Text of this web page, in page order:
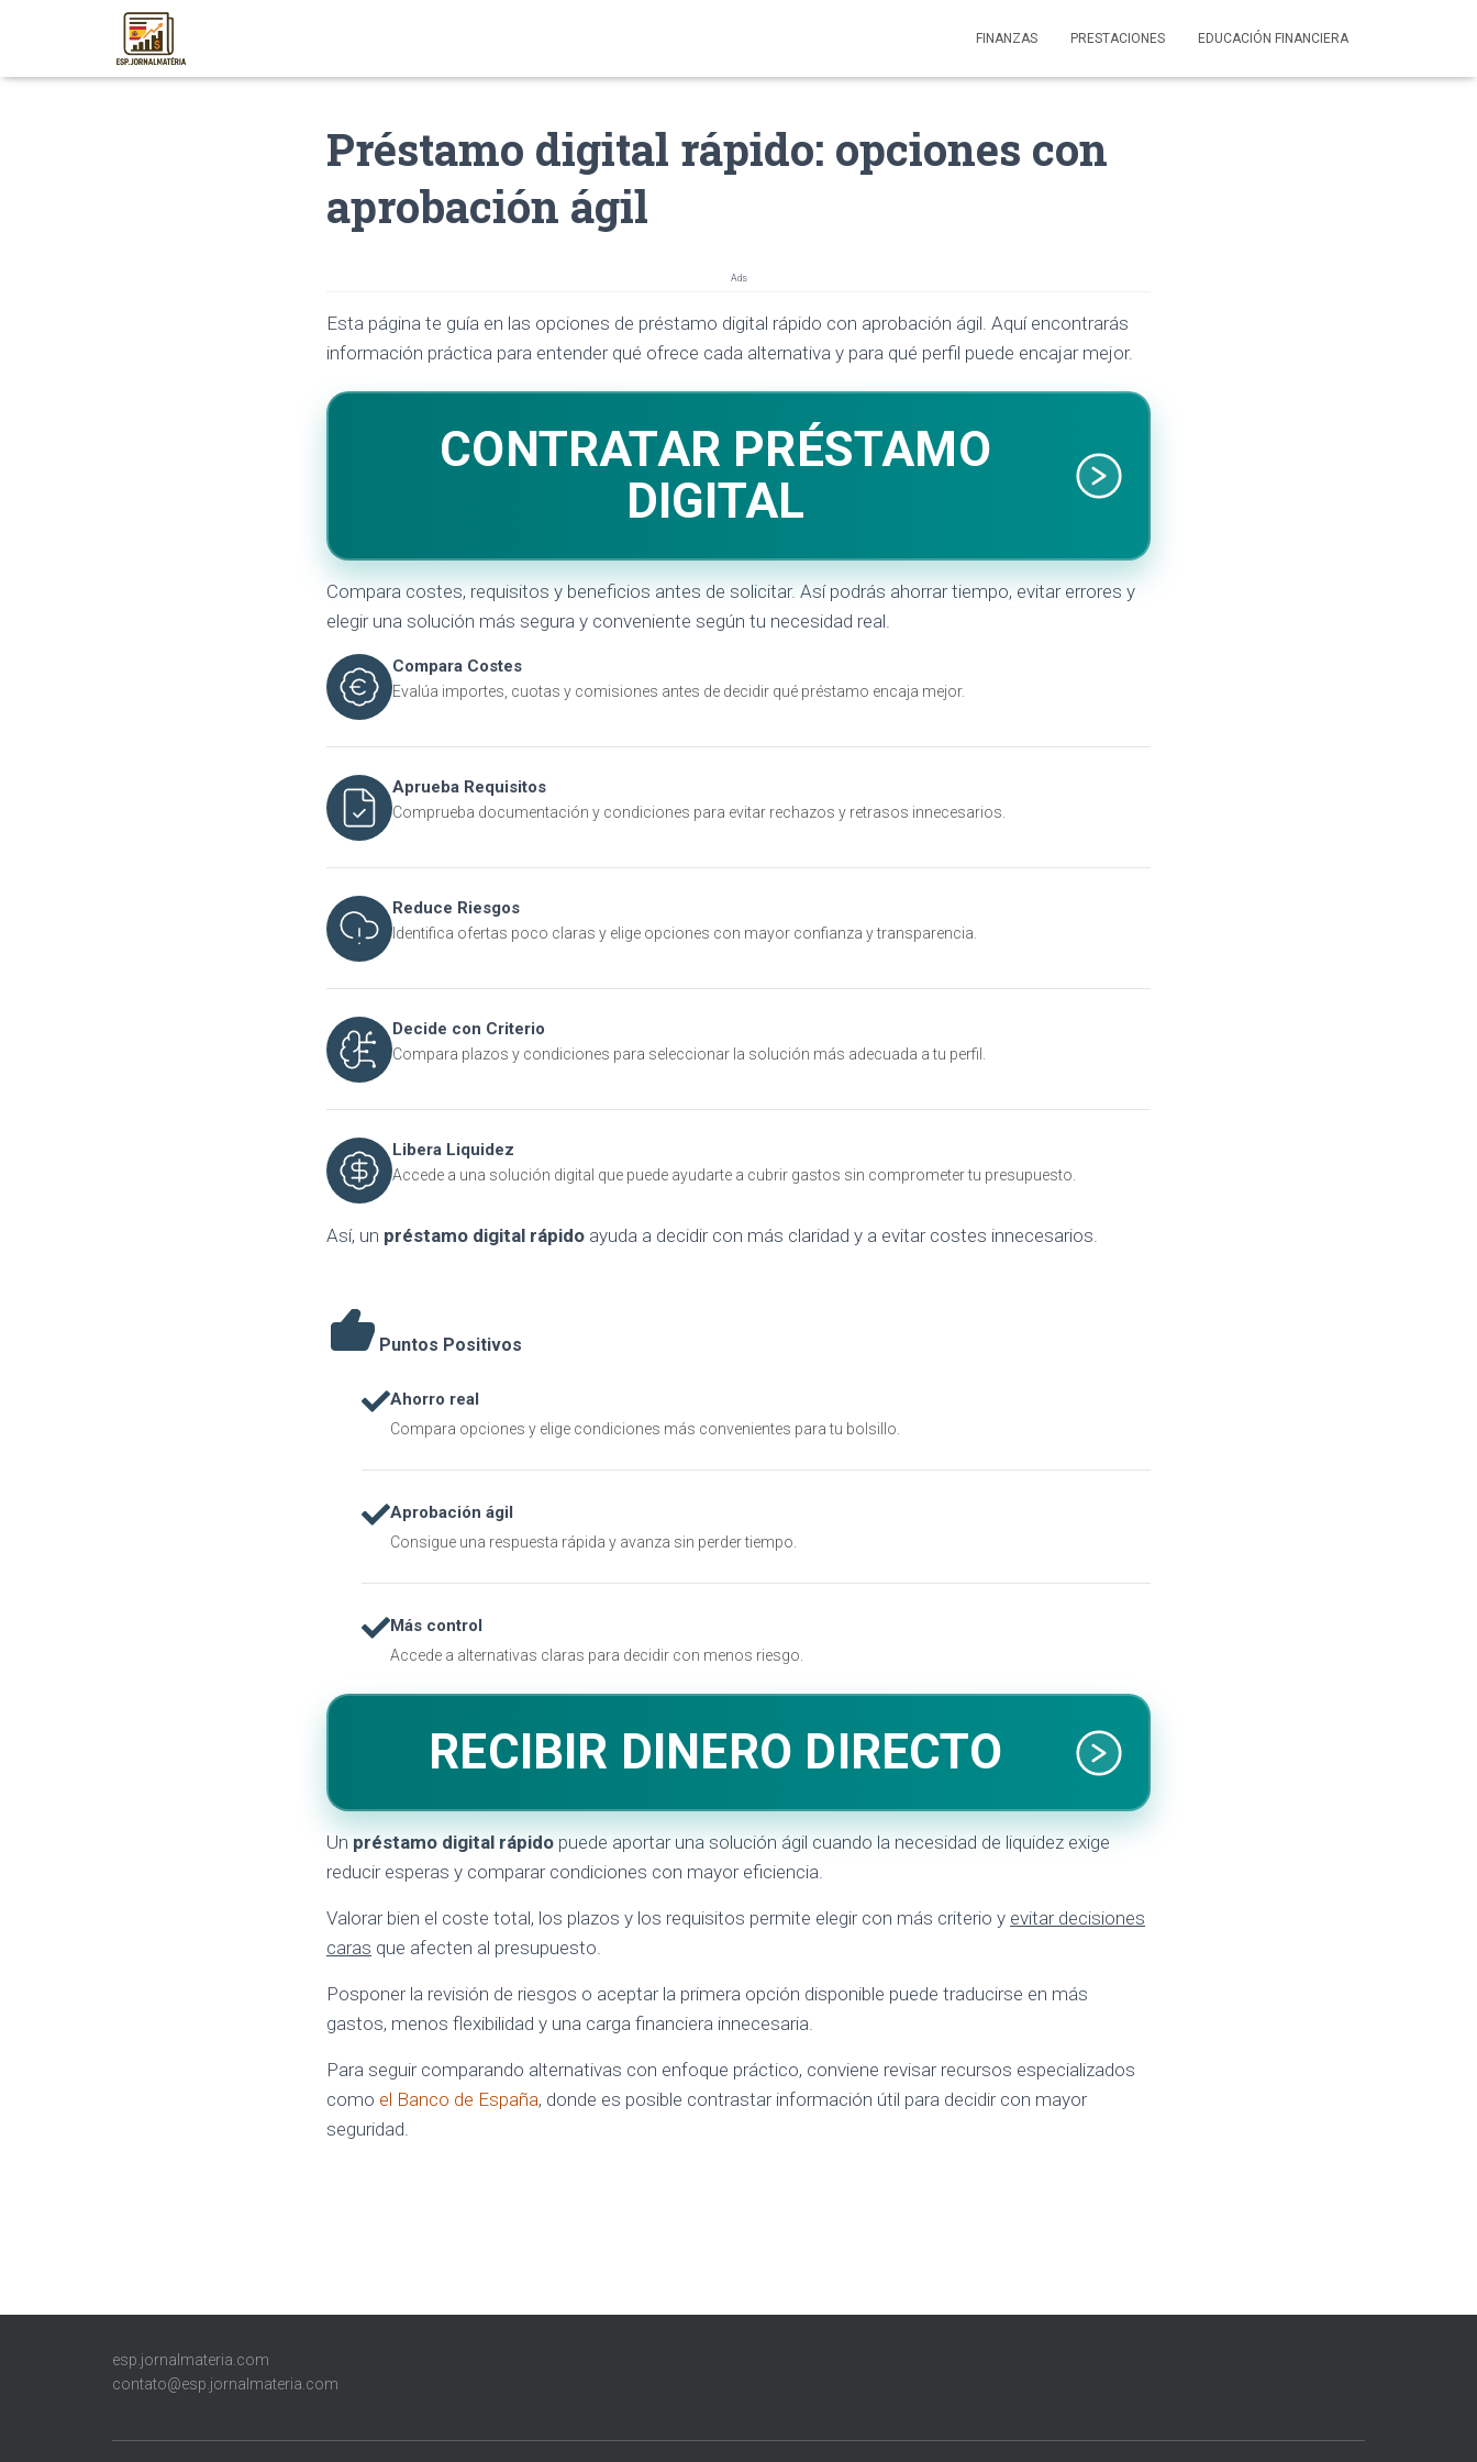
FINANZAS PRESTACIONES EDUCACIÓN FINANCIERA
Préstamo digital rápido: opciones con
aprobación ágil
Ads
Esta página te guía en las opciones de préstamo digital rápido con aprobación ágil. Aquí encontrarás
información práctica para entender qué ofrece cada alternativa y para qué perfil puede encajar mejor.
CONTRATAR PRÉSTAMO
DIGITAL
Compara costes, requisitos y beneficios antes de solicitar. Así podrás ahorrar tiempo, evitar errores y
elegir una solución más segura y conveniente según tu necesidad real.
Compara Costes
Evalúa importes, cuotas y comisiones antes de decidir qué préstamo encaja mejor.
Aprueba Requisitos
Comprueba documentación y condiciones para evitar rechazos y retrasos innecesarios.
Reduce Riesgos
Identifica ofertas poco claras y elige opciones con mayor confianza y transparencia.
Decide con Criterio
Compara plazos y condiciones para seleccionar la solución más adecuada a tu perfil.
Libera Liquidez
Accede a una solución digital que puede ayudarte a cubrir gastos sin comprometer tu presupuesto.
Así, un préstamo digital rápido ayuda a decidir con más claridad y a evitar costes innecesarios.
Puntos Positivos
Ahorro real
Compara opciones y elige condiciones más convenientes para tu bolsillo.
Aprobación ágil
Consigue una respuesta rápida y avanza sin perder tiempo.
Más control
Accede a alternativas claras para decidir con menos riesgo.
RECIBIR DINERO DIRECTO
Un préstamo digital rápido puede aportar una solución ágil cuando la necesidad de liquidez exige
reducir esperas y comparar condiciones con mayor eficiencia.
Valorar bien el coste total, los plazos y los requisitos permite elegir con más criterio y evitar decisiones
caras que afecten al presupuesto.
Posponer la revisión de riesgos o aceptar la primera opción disponible puede traducirse en más
gastos, menos flexibilidad y una carga financiera innecesaria.
Para seguir comparando alternativas con enfoque práctico, conviene revisar recursos especializados
como el Banco de España, donde es posible contrastar información útil para decidir con mayor
seguridad.
esp.jornalmateria.com
contato@esp.jornalmateria.com